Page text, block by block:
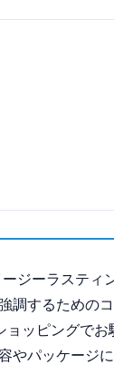
ジーラスティ
するためのコ
ッピングでお
やパッケージ